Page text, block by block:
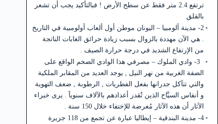
ترتفع 2.4 متر فقط عن سطح الأرض ! فبالتأكيد يجب أن تشعر
بالقلق
2- مدينة ألومبيا – اليونان موطن أول ألعاب أولومبية في التاريخ
. هي الآن مهددة بالزوال بسبب زيادة حرائق الغابات الناتجة
من الإرتفاع الشديد في درجة حرارة الصيف .
3- وادي الملوك – مصرفي هذا الوادي الضخم الواقع على
الضفة الغربية من نهر النيل , يوجد العديد من المقابر الملكية
والتي تتآكل جدرانها بفعل الفطريات , الرطوبة , ضعف التهوية
و أنفاس السيَّاح الذين تُقدر أعدادهم بالآلاف سنوياََ . يرى خبراء
الآثار أن هذه الآثار مُعرضة للإختفاء خلال 150 سنة .
4- مدينة البندقية – إيطاليا عبارة عن تجمع من 118 جزيرة